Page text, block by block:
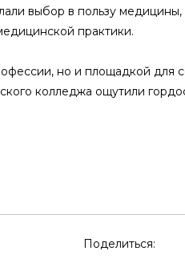
выбор в пользу
практики.
но и площадкой для
колледжа ощутили
Поделиться: